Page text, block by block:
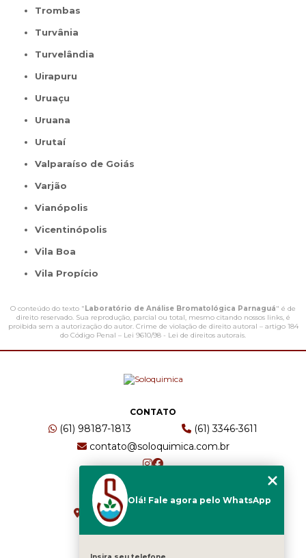
Trombas
Turvânia
Turvelândia
Uirapuru
Uruaçu
Uruana
Urutaí
Valparaíso de Goiás
Varjão
Vianópolis
Vicentinópolis
Vila Boa
Vila Propício
O conteúdo do texto " Laboratório de Análise Bromatológica Parnaguá" é de
direito reservado. Sua reprodução, parcial ou total, mesmo citando nossos links, é
proibida sem a autorização do autor. Crime de violação de direito autoral – artigo 184
do Código Penal – Lei 9610/98 - Lei de direitos autorais.
CONTATO
(61) 98187-1813
(61) 3346-3611
contato@soloquimica.com.br
ENDEREÇO
CRS 511 Sul, Bl B, Sl 49 - Asa Sul
Brasília - DF - CEP: 70361-520
Olá! Fale agora pelo WhatsApp